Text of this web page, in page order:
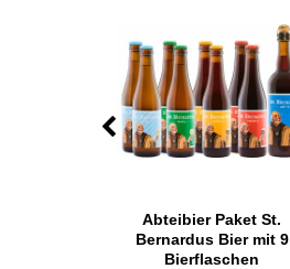
Abteibier Paket St.
Bernardus Bier mit 9
Bierflaschen